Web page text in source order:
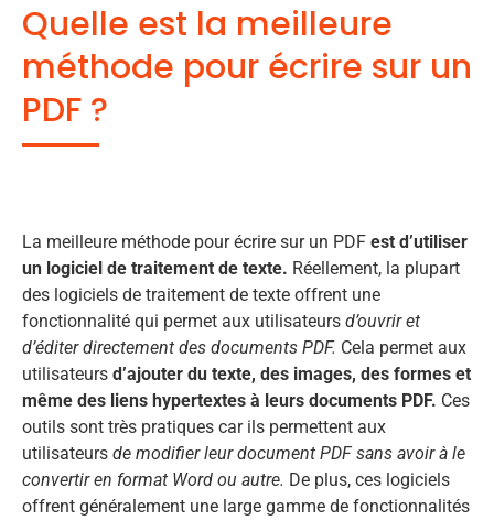
Quelle est la meilleure
méthode pour écrire sur un
PDF ?
La meilleure méthode pour écrire sur un PDF est d’utiliser
un logiciel de traitement de texte. Réellement, la plupart
des logiciels de traitement de texte offrent une
fonctionnalité qui permet aux utilisateurs d’ouvrir et
d’éditer directement des documents PDF. Cela permet aux
utilisateurs d’ajouter du texte, des images, des formes et
même des liens hypertextes à leurs documents PDF. Ces
outils sont très pratiques car ils permettent aux
utilisateurs de modifier leur document PDF sans avoir à le
convertir en format Word ou autre. De plus, ces logiciels
offrent généralement une large gamme de fonctionnalités